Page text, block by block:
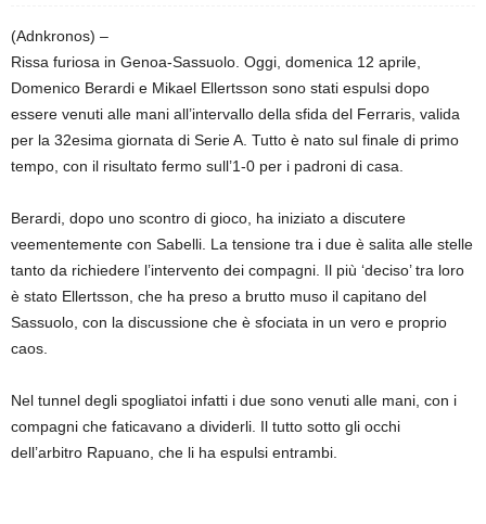
(Adnkronos) –
Rissa furiosa in Genoa-Sassuolo. Oggi, domenica 12 aprile,
Domenico Berardi e Mikael Ellertsson sono stati espulsi dopo
essere venuti alle mani all’intervallo della sfida del Ferraris, valida
per la 32esima giornata di Serie A. Tutto è nato sul finale di primo
tempo, con il risultato fermo sull’1-0 per i padroni di casa.
Berardi, dopo uno scontro di gioco, ha iniziato a discutere
veementemente con Sabelli. La tensione tra i due è salita alle stelle
tanto da richiedere l’intervento dei compagni. Il più ‘deciso’ tra loro
è stato Ellertsson, che ha preso a brutto muso il capitano del
Sassuolo, con la discussione che è sfociata in un vero e proprio
caos.
Nel tunnel degli spogliatoi infatti i due sono venuti alle mani, con i
compagni che faticavano a dividerli. Il tutto sotto gli occhi
dell’arbitro Rapuano, che li ha espulsi entrambi.